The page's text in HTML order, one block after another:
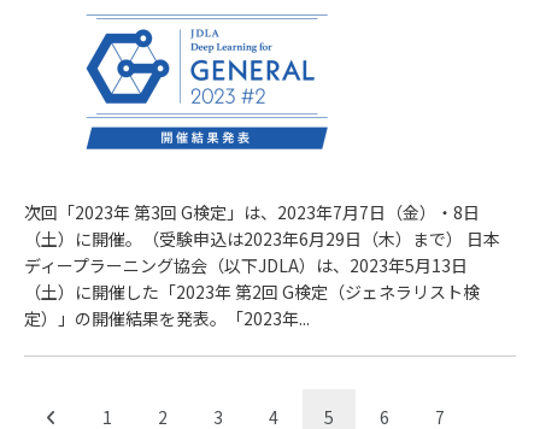
次回「2023年 第3回 G検定」は、2023年7月7日（金）・8日
（土）に開催。（受験申込は2023年6月29日（木）まで） 日本
ディープラーニング協会（以下JDLA）は、2023年5月13日
（土）に開催した「2023年 第2回 G検定（ジェネラリスト検
定）」の開催結果を発表。「2023年...
1 2 3 4 5 6 7